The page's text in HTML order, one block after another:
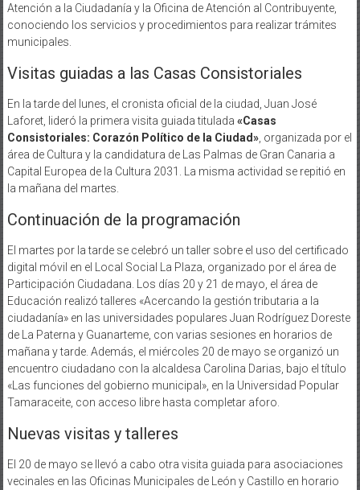
Atención a la Ciudadanía y la Oficina de Atención al Contribuyente,
conociendo los servicios y procedimientos para realizar trámites
municipales.
Visitas guiadas a las Casas Consistoriales
En la tarde del lunes, el cronista oficial de la ciudad, Juan José
Laforet, lideró la primera visita guiada titulada «Casas
Consistoriales: Corazón Político de la Ciudad», organizada por el
área de Cultura y la candidatura de Las Palmas de Gran Canaria a
Capital Europea de la Cultura 2031. La misma actividad se repitió en
la mañana del martes.
Continuación de la programación
El martes por la tarde se celebró un taller sobre el uso del certificado
digital móvil en el Local Social La Plaza, organizado por el área de
Participación Ciudadana. Los días 20 y 21 de mayo, el área de
Educación realizó talleres «Acercando la gestión tributaria a la
ciudadanía» en las universidades populares Juan Rodríguez Doreste
de La Paterna y Guanarteme, con varias sesiones en horarios de
mañana y tarde. Además, el miércoles 20 de mayo se organizó un
encuentro ciudadano con la alcaldesa Carolina Darias, bajo el título
«Las funciones del gobierno municipal», en la Universidad Popular
Tamaraceite, con acceso libre hasta completar aforo.
Nuevas visitas y talleres
El 20 de mayo se llevó a cabo otra visita guiada para asociaciones
vecinales en las Oficinas Municipales de León y Castillo en horario